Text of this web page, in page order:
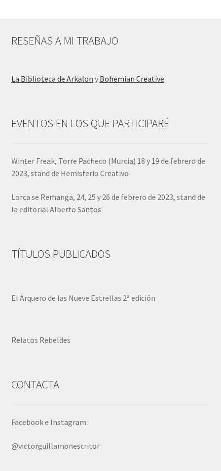
RESEÑAS A MI TRABAJO
La Biblioteca de Arkalon y Bohemian Creative
EVENTOS EN LOS QUE PARTICIPARÉ
Winter Freak, Torre Pacheco (Murcia) 18 y 19 de febrero de
2023, stand de Hemisferio Creativo
Lorca se Remanga, 24, 25 y 26 de febrero de 2023, stand de
la editorial Alberto Santos
TÍTULOS PUBLICADOS
El Arquero de las Nueve Estrellas 2ª edición
Relatos Rebeldes
CONTACTA
Facebook e Instagram:
@victorguillamonescritor